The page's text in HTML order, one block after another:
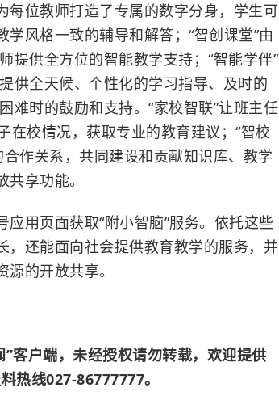
每位教师打造了专属的数字分身，学生可
风格一致的辅导和解答；“智创课堂”由
提供全方位的智能教学支持；“智能学伴”
供全天候、个性化的学习指导、及时的
难时的鼓励和支持。“家校智联”让班主任
在校情况，获取专业的教育建议；“智校
作关系，共同建设和贡献知识库、教学
享功能。
用页面获取“附小智脑”服务。依托这些
，还能面向社会提供教育教学的服务，并
的开放共享。
客户端，未经授权请勿转载，欢迎提供
热线027-86777777。